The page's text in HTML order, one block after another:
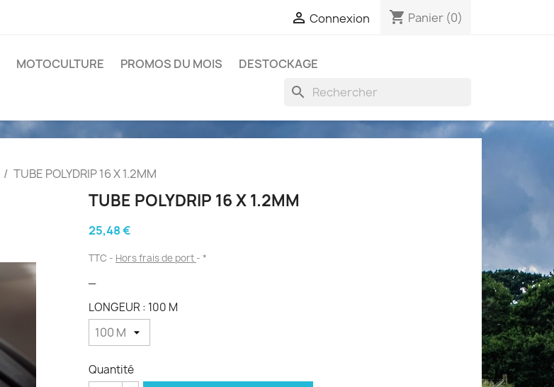
 Connexion shopping_cart Panier (0)
MOTOCULTURE PROMOS DU MOIS DESTOCKAGE
search
TUBE POLYDRIP 16 X 1.2MM
TUBE POLYDRIP 16 X 1.2MM
25,48 €
TTC Hors frais de port *
LONGEUR : 100 M
Quantité